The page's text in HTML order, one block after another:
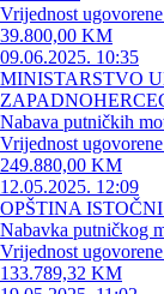
Vrijednost
39.800,00 KM
09.06.2025. 10:35
MINISTARSTVO
Nabava putničkih
Vrijednost
249.880,00 KM
12.05.2025. 12:09
OPŠTINA
Nabavka putničkog
Vrijednost
133.789,32 KM